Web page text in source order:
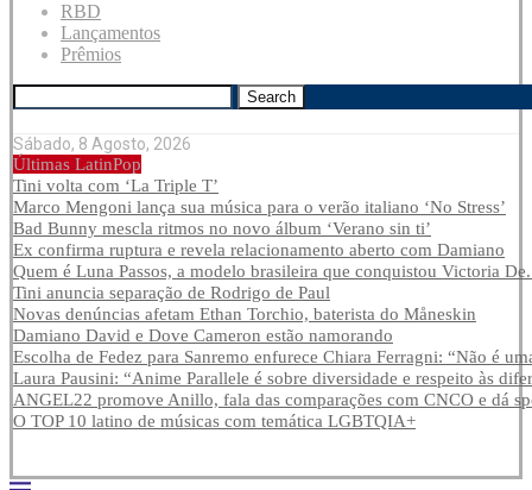
RBD
Lançamentos
Prêmios
Search
Sábado, 8 Agosto, 2026
Últimas LatinPop
Tini volta com ‘La Triple T’
Marco Mengoni lança sua música para o verão italiano ‘No Stress’
Bad Bunny mescla ritmos no novo álbum ‘Verano sin ti’
Ex confirma ruptura e revela relacionamento aberto com Damiano
Quem é Luna Passos, a modelo brasileira que conquistou Victoria
Tini anuncia separação de Rodrigo de Paul
Novas denúncias afetam Ethan Torchio, baterista do Måneskin
Damiano David e Dove Cameron estão namorando
Escolha de Fedez para Sanremo enfurece Chiara Ferragni: “Não é
Laura Pausini: “Anime Parallele é sobre diversidade e respeito às
ANGEL22 promove Anillo, fala das comparações com CNCO e dá
O TOP 10 latino de músicas com temática LGBTQIA+